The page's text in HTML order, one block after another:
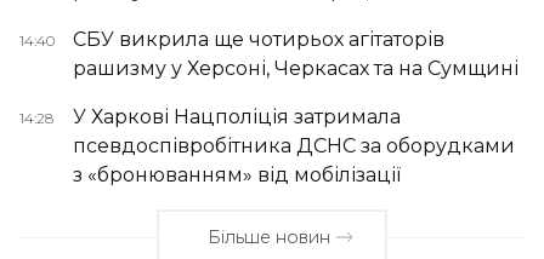
14:40
СБУ викрила ще чотирьох агітаторів
рашизму у Херсоні, Черкасах та на Сумщині
14:28
У Харкові Нацполіція затримала
псевдоспівробітника ДСНС за оборудками
з «бронюванням» від мобілізації
Більше новин